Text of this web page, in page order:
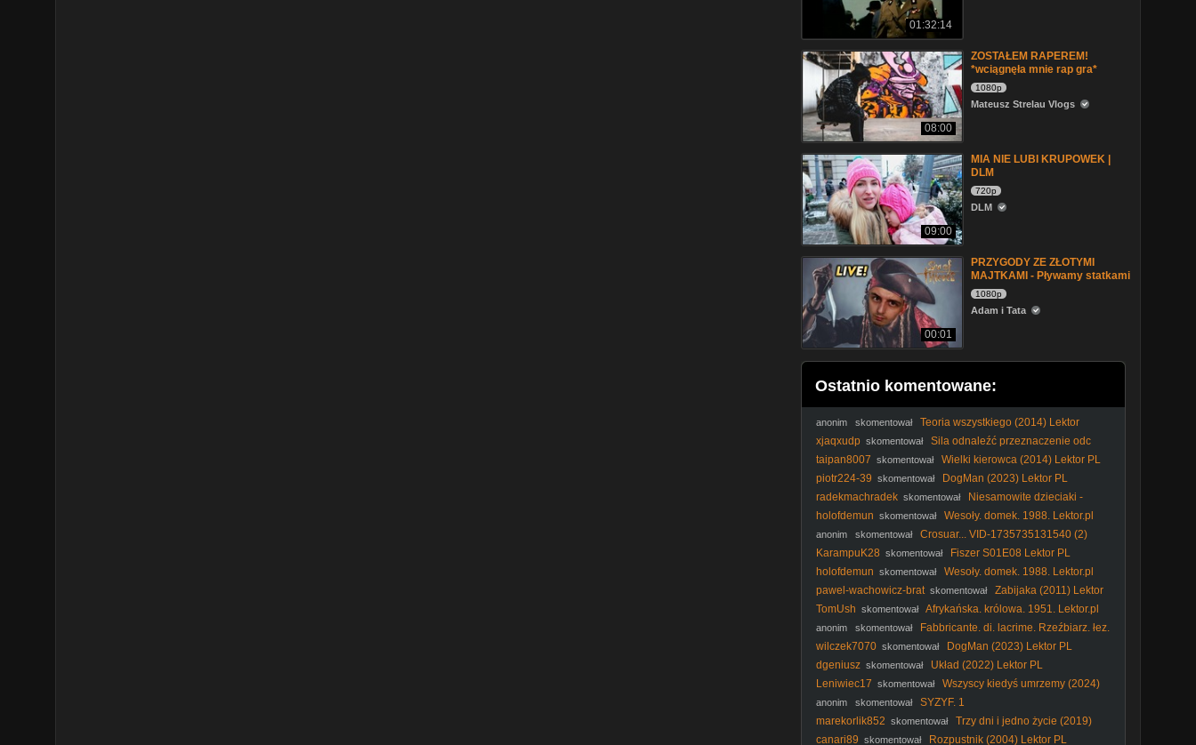
01:32:14
08:00
ZOSTAŁEM RAPEREM!
*wciągnęła mnie rap gra*
1080p
Mateusz Strelau Vlogs
09:00
MIA NIE LUBI KRUPOWEK |
DLM
720p
DLM
00:01
PRZYGODY ZE ZŁOTYMI
MAJTKAMI - Pływamy statkami
1080p
Adam i Tata
Ostatnio komentowane:
anonim skomentował
Teoria wszystkiego (2014) Lektor
xjaqxudp skomentował
Sila odnaleźć przeznaczenie odc
122
taipan8007 skomentował
Wielki kierowca (2014) Lektor PL
piotr224-39 skomentował
DogMan (2023) Lektor PL
radekmachradek skomentował
Niesamowite dzieciaki -
Magic Kid1993 [Lektor PL]
holofdemun skomentował Wesoły. domek. 1988. Lektor.pl
anonim skomentował
Crosuar... VID-1735735131540 (2)
KarampuK28 skomentował
Fiszer S01E08 Lektor PL
holofdemun skomentował
Wesoły. domek. 1988. Lektor.pl
pawel-wachowicz-brat skomentował
Zabijaka (2011) Lektor
PL
TomUsh skomentował Afrykańska. królowa. 1951. Lektor.pl
1080p
anonim skomentował
Fabbricante. di. lacrime. Rzeźbiarz. łez.
2024. Lektor.pl
wilczek7070 skomentował
DogMan (2023) Lektor PL
dgeniusz skomentował
Układ (2022) Lektor PL
Leniwiec17 skomentował
Wszyscy kiedyś umrzemy (2024)
Lektor PL
anonim skomentował
SYZYF. 1
marekorlik852 skomentował
Trzy dni i jedno życie (2019)
Lektor PL
canari89 skomentował Rozpustnik (2004) Lektor PL